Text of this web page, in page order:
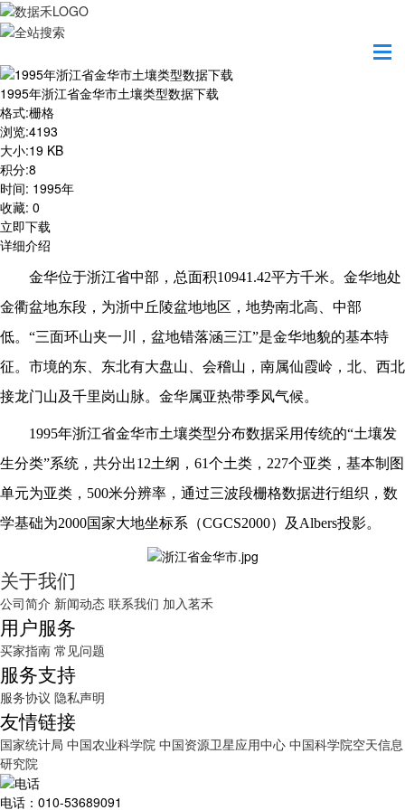
1995年浙江省金华市土壤类型数据下载
格式:栅格
浏览:4193
大小:19 KB
积分:8
时间: 1995年
收藏: 0
立即下载
详细介绍
金华位于浙江省中部，总面积10941.42平方千米。金华地处
金衢盆地东段，为浙中丘陵盆地地区，地势南北高、中部
低。“三面环山夹一川，盆地错落涵三江”是金华地貌的基本特
征。市境的东、东北有大盘山、会稽山，南属仙霞岭，北、西北
接龙门山及千里岗山脉。金华属亚热带季风气候。
1995年浙江省金华市土壤类型分布数据采用传统的“土壤发
生分类”系统，共分出12土纲，61个土类，227个亚类，基本制图
单元为亚类，500米分辨率，通过三波段栅格数据进行组织，数
学基础为2000国家大地坐标系（CGCS2000）及Albers投影。
关于我们
公司简介 新闻动态 联系我们 加入茗禾
用户服务
买家指南 常见问题
服务支持
服务协议 隐私声明
友情链接
国家统计局 中国农业科学院 中国资源卫星应用中心 中国科学院空天信息
研究院
电话：010-53689091